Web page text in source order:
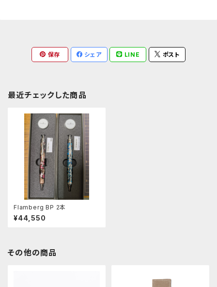
保存 シェア LINE ポスト
最近チェックした商品
Flamberg BP 2本
¥44,550
その他の商品